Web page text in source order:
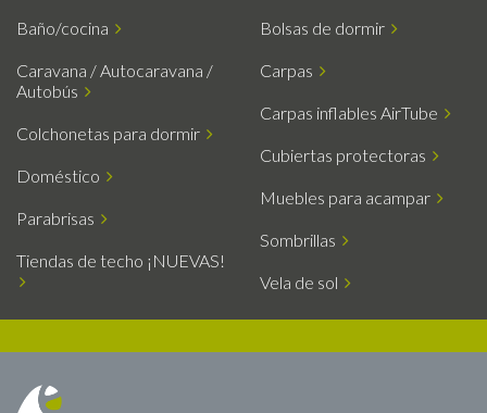
Baño/cocina Bolsas de dormir
Caravana / Autocaravana /
Autobús
Carpas
Carpas inflables AirTube
Colchonetas para dormir
Cubiertas protectoras
Doméstico
Muebles para acampar
Parabrisas
Sombrillas
Tiendas de techo ¡NUEVAS!
Vela de sol